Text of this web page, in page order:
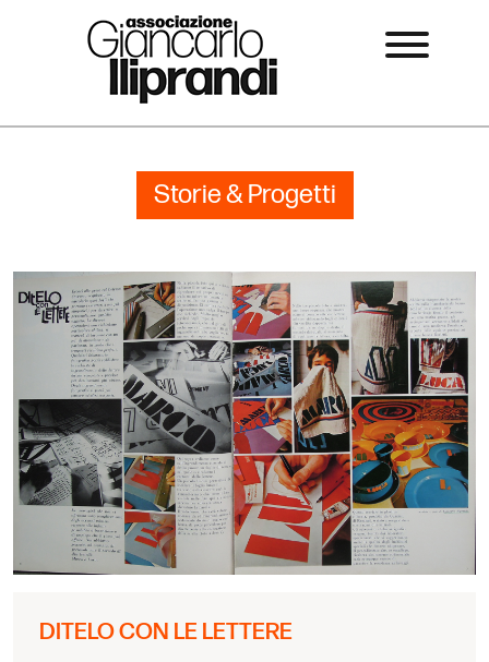
Storie & Progetti
DITELO CON LE LETTERE